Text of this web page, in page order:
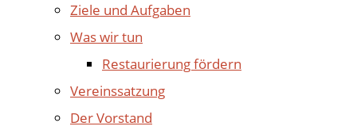
Ziele und Aufgaben
Was wir tun
Restaurierung fördern
Vereinssatzung
Der Vorstand